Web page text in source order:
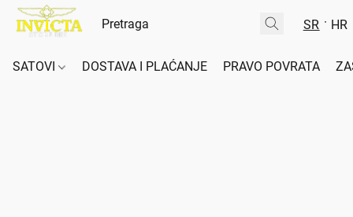
SR HR
SATOVI DOSTAVA I PLAĆANJE PRAVO POVRATA